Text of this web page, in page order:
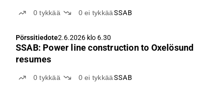
0tykkää 0ei tykkääSSAB
Pörssitiedote2.6.2026 klo 6.30
SSAB: Power line construction to Oxelösund
resumes
0tykkää 0ei tykkääSSAB